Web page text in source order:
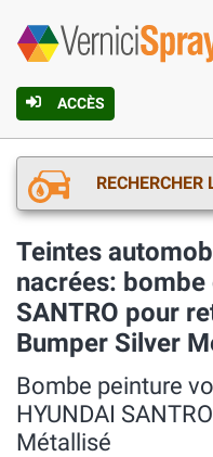
ACCÈS
Teintes
nacrées: bombe
SANTRO pour
Bumper Silver
Bombe peinture
HYUNDAI
Métallisé